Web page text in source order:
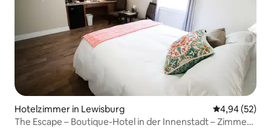
Hotelzimmer in Lewisburg
4,94 (52)
The Escape – Boutique-Hotel in der Innenstadt – Zimmer